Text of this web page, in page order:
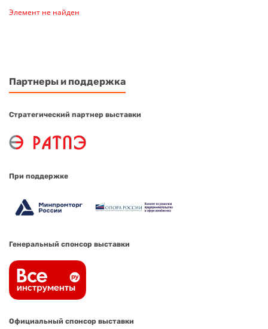
Элемент не найден
Партнеры и поддержка
Стратегический партнер выставки
При поддержке
Генеральный спонсор выставки
Официальный спонсор выставки